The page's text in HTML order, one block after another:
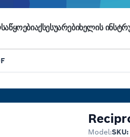
ᲐᲥᲡᲔᲡᲣᲐᲠᲔᲑᲘᲮᲔᲚᲘᲡ
Model: